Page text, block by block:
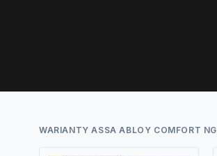
WARIANTY ASSA ABLOY COMFORT NG